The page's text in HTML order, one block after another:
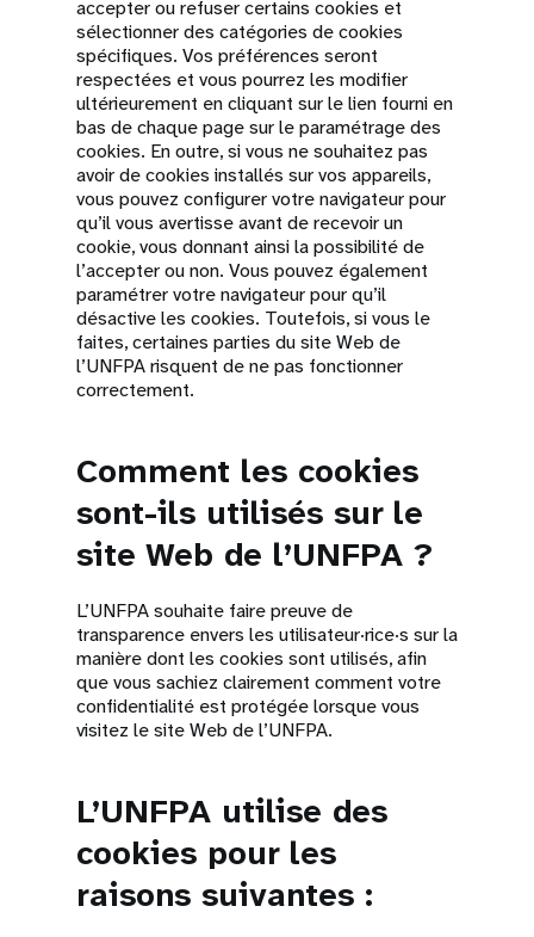
accepter ou refuser certains cookies et
sélectionner des catégories de cookies
spécifiques. Vos préférences seront
respectées et vous pourrez les modifier
ultérieurement en cliquant sur le lien fourni en
bas de chaque page sur le paramétrage des
cookies. En outre, si vous ne souhaitez pas
avoir de cookies installés sur vos appareils,
vous pouvez configurer votre navigateur pour
qu’il vous avertisse avant de recevoir un
cookie, vous donnant ainsi la possibilité de
l’accepter ou non. Vous pouvez également
paramétrer votre navigateur pour qu’il
désactive les cookies. Toutefois, si vous le
faites, certaines parties du site Web de
l’UNFPA risquent de ne pas fonctionner
correctement.
Comment les cookies
sont-ils utilisés sur le
site Web de l’UNFPA ?
L’UNFPA souhaite faire preuve de
transparence envers les utilisateur·rice·s sur la
manière dont les cookies sont utilisés, afin
que vous sachiez clairement comment votre
confidentialité est protégée lorsque vous
visitez le site Web de l’UNFPA.
L’UNFPA utilise des
cookies pour les
raisons suivantes :